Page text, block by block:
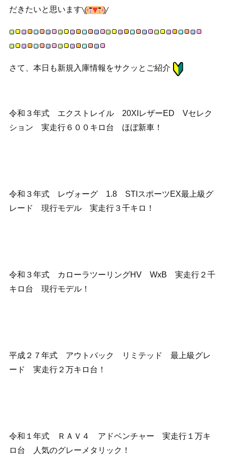
だきたいと思います
さて、本日も新規入庫情報をサクッとご紹介
令和３年式 エクストレイル 20XIレザーED Vセレク
ション 実走行６００キロ台 ほぼ新車！
令和３年式 レヴォーグ 1.8 STIスポーツEX最上級グ
レード 現行モデル 実走行３千キロ！
令和３年式 カローラツーリングHV WxB 実走行２千
キロ台 現行モデル！
平成２７年式 アウトバック リミテッド 最上級グレ
ード 実走行２万キロ台！
令和１年式 ＲＡＶ４ アドベンチャー 実走行１万キ
ロ台 人気のグレーメタリック！